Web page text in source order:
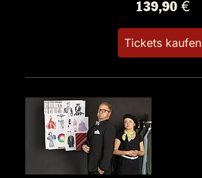
139,90 €
Tickets kaufen